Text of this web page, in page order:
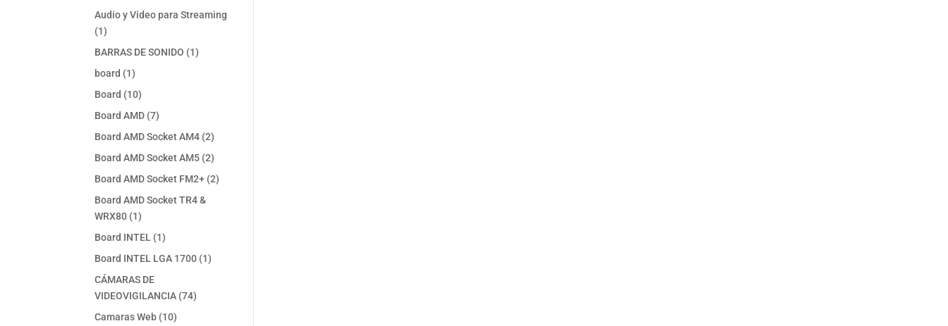
productos
Audio y Video para Streaming
11
producto
BARRAS DE SONIDO 11
board 11
producto
Board 1010
productos
Board AMD 77
productos
Board AMD Socket AM4 22
productos
Board AMD Socket AM5 22
productos
Board AMD Socket FM2+ 22
Board AMD Socket TR4 &
WRX80 11
producto
Board INTEL 11
producto
Board INTEL LGA 1700 11
CÁMARAS DE
VIDEOVIGILANCIA 7474
Camaras Web 1010